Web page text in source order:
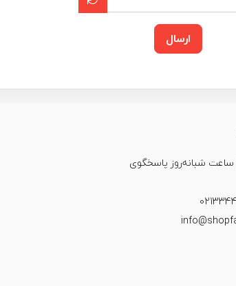
ارسال
هفت روز هفته ، ۲۴ ساعت شبانه‌روز پاسخگوی